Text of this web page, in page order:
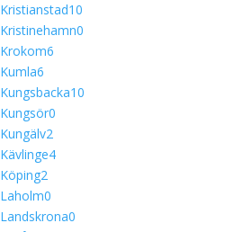
Kristianstad10
Kristinehamn0
Krokom6
Kumla6
Kungsbacka10
Kungsör0
Kungälv2
Kävlinge4
Köping2
Laholm0
Landskrona0